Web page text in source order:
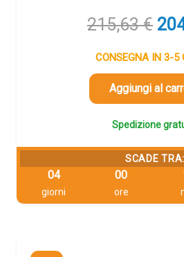
215,63€ Il
era:
CONSEGNA IN 3-5
Aggiungi al
Spedizione
SCADE TRA:
04
giorni
00
ore